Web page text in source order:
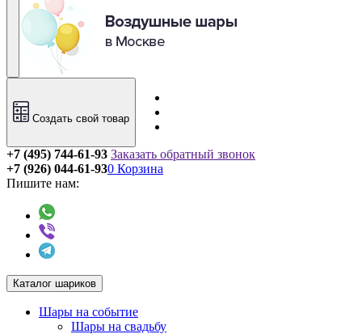
Создать свой товар
+7 (495) 744-61-93 Заказать обратный звонок
+7 (926) 044-61-93
Пишите нам:
0 Корзина
Каталог шариков
Шары на событие
Шары на свадьбу